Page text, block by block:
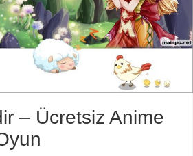
– Ücretsiz Anime